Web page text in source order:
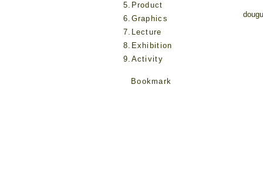
5.Product
6.Graphics
7.Lecture
8.Exhibition
9.Activity
Bookmark